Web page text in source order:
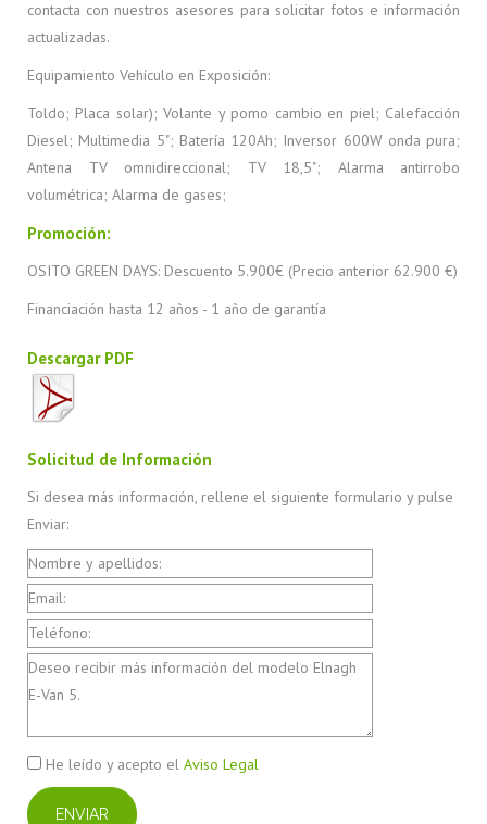
contacta con nuestros asesores para solicitar fotos e información
actualizadas.
Equipamiento Vehículo en Exposición:
Toldo; Placa solar); Volante y pomo cambio en piel; Calefacción
Diesel; Multimedia 5"; Batería 120Ah; Inversor 600W onda pura;
Antena TV omnidireccional; TV 18,5"; Alarma antirrobo
volumétrica; Alarma de gases;
Promoción:
OSITO GREEN DAYS: Descuento 5.900€ (Precio anterior 62.900 €)
Financiación hasta 12 años - 1 año de garantía
Descargar PDF
Solicitud de Información
Si desea más información, rellene el siguiente formulario y pulse
Enviar:
He leído y acepto el Aviso Legal